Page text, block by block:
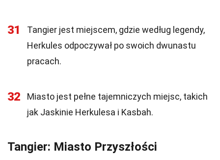
31
Tangier jest miejscem, gdzie według legendy,
Herkules odpoczywał po swoich dwunastu
pracach.
32
Miasto jest pełne tajemniczych miejsc, takich
jak Jaskinie Herkulesa i Kasbah.
Tangier: Miasto Przyszłości